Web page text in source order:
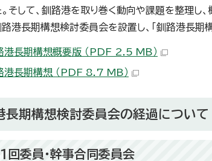
。そして、釧路港を取り巻く動向や課題を整理
路港長期構想検討委員会を設置し、「釧路港長期構
港長期構想概要版 （PDF 2.5 MB）
港長期構想 （PDF 8.7 MB）
長期構想検討委員会の経過について
1回委員・幹事合同委員会